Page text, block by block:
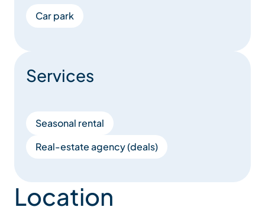
Car park
Services
Seasonal rental
Real-estate agency (deals)
Location